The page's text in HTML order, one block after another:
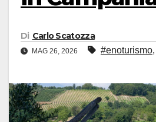
Di Carlo Scatozza
MAG 26, 2026 #enoturismo,